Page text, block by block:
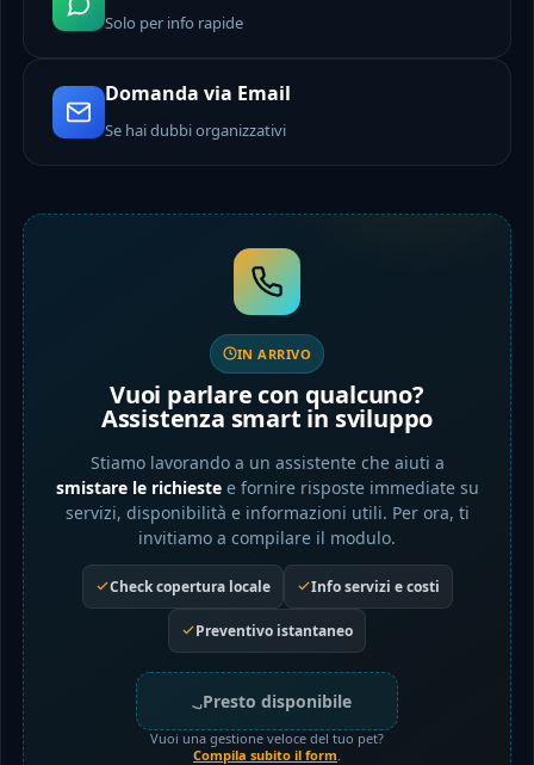
Solo per info rapide
Domanda via Email
Se hai dubbi organizzativi
IN ARRIVO
Vuoi parlare con qualcuno?
Assistenza smart in sviluppo
Stiamo lavorando a un assistente che aiuti a
smistare le richiestee fornire risposte immediate su
servizi, disponibilità e informazioni utili. Per ora, ti
invitiamo a compilare il modulo.
Check copertura locale Info servizi e costi
Preventivo istantaneo
Presto disponibile
Vuoi una gestione veloce del tuo pet?
Compila subito il form